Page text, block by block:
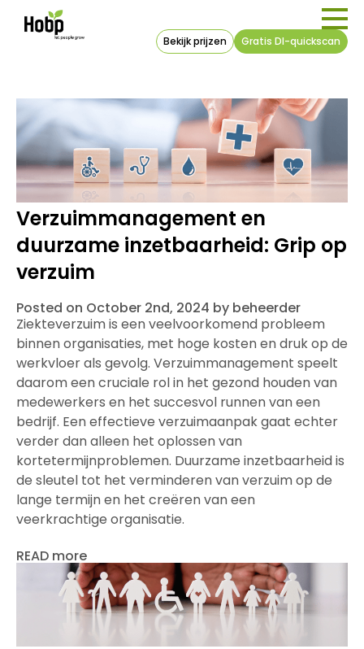
Bekijk prijzen Gratis DI-quickscan
Verzuimmanagement en
duurzame inzetbaarheid: Grip op
verzuim
Posted on October 2nd, 2024 by beheerder
Ziekteverzuim is een veelvoorkomend probleem
binnen organisaties, met hoge kosten en druk op de
werkvloer als gevolg. Verzuimmanagement speelt
daarom een cruciale rol in het gezond houden van
medewerkers en het succesvol runnen van een
bedrijf. Een effectieve verzuimaanpak gaat echter
verder dan alleen het oplossen van
kortetermijnproblemen. Duurzame inzetbaarheid is
de sleutel tot het verminderen van verzuim op de
lange termijn en het creëren van een
veerkrachtige organisatie.
READ more